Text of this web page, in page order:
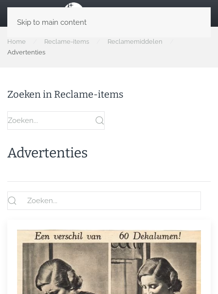
Skip to main content
Home Reclame-items
Reclamemiddelen
Advertenties
Zoeken in Reclame-items
Advertenties